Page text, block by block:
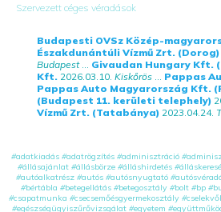
Szervezett céges véradások
Budapesti OVSz Közép-
Északdunántúli Vízmű Zrt. (Dorog)
Budapest... Givaudan Hungary Kft.
Kft. 2026.03.10. Kiskőrös... Pappas
Pappas Auto Magyarország Kft.
(Budapest 11. kerületi telephely)
Vízmű Zrt. (Tatabánya) 2023.04.24.
#adatkiadás #adatrögzítés #adminisztráció #
#állásajánlat #állásbörze #álláshirdetés #
#autóalkatrész #autós #autósnyugtató #
#bértábla #betegellátás #betegosztály #bolt #bp #
#csapatmunka #csecsemőésgyermekosztály #
#egészségügyiszűrővizsgálat #egyetem #